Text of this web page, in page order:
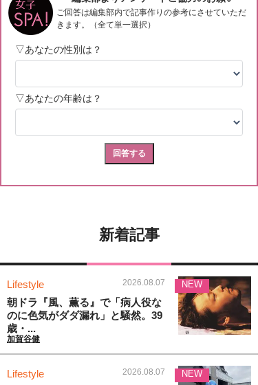
新着記事
Lifestyle 2026.08.07
朝ドラ『風、薫る』で「病人役な
のに色気がダダ漏れ」と騒然。39
歳・...
加賀谷健
NEW
Lifestyle 2026.08.07 NEW